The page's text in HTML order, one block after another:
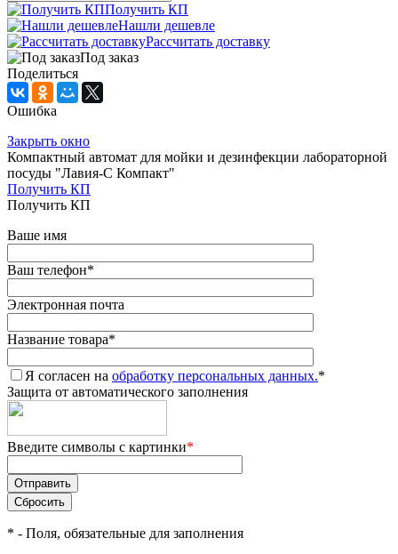
Получить КП
Нашли дешевле
Рассчитать доставку
Под заказ
Поделиться
Ошибка
Закрыть окно
Компактный автомат для мойки и дезинфекции лабораторной
посуды "Лавия-С Компакт"
Получить КП
Получить КП
Ваше имя
Ваш телефон*
Электронная почта
Название товара*
Я согласен на обработку персональных данных.*
Защита от автоматического заполнения
Введите символы с картинки*
* - Поля, обязательные для заполнения